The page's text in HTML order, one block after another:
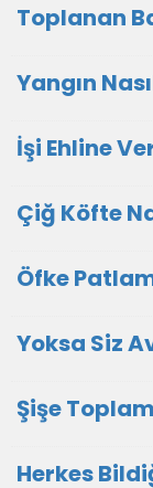
Toplanan
Yangın
İşi Ehline
Çiğ Köfte
Öfke
Yoksa Siz
Şişe
Herkes